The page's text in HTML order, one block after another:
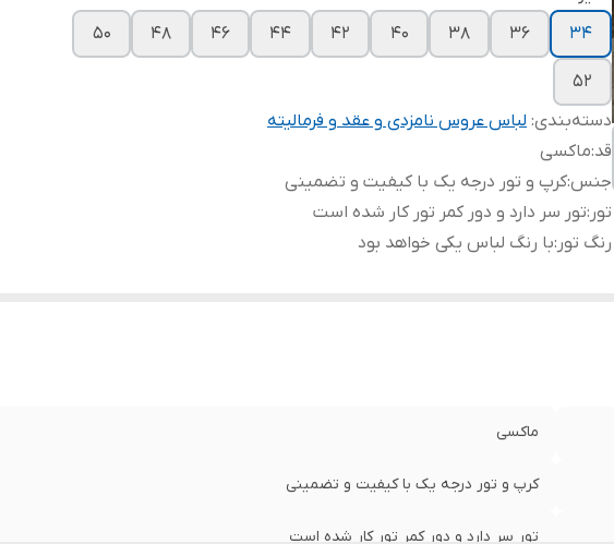
۳۴
۳۶ ۳۸ ۴۰ ۴۲ ۴۴ ۴۶ ۴۸ ۵۰
۵۲
دسته‌بندی: لباس عروس نامزدی و عقد و فرمالیته
قد:ماکسی
جنس:کرپ و تور درجه یک با کیفیت و تضمینی
تور :تور سر دارد و دور کمر تور کار شده است
رنگ تور :با رنگ لباس یکی خواهد بود
ماکسی
کرپ و تور درجه یک با کیفیت و تضمینی
تور سر دارد و دور کمر تور کار شده است